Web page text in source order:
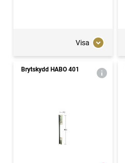
Visa
Brytskydd HABO 401